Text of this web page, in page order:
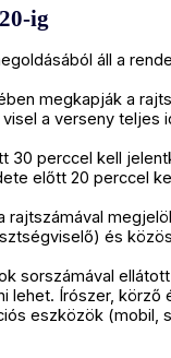
ig
áll a
megkapják a
a verseny teljes
perccel kell
előtt 20 perccel
rajtszámával
és
sorszámával
lehet. Írószer,
eszközök (mobil,